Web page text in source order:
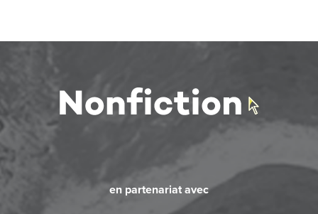
en partenariat avec